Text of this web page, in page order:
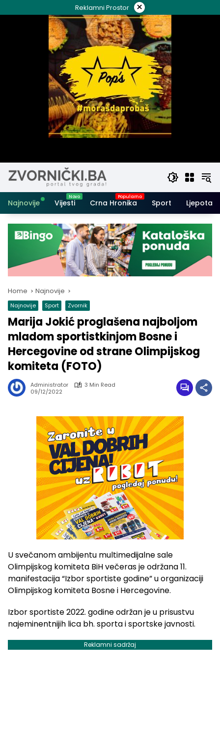
to
Reklamni Prostor ×
Najnovije Vijesti Crna Hronika Sport Ljepota i
Home Najnovije
Najnovije Sport Zvornik
Marija Jokić proglašena najboljom
mladom sportistkinjom Bosne i
Hercegovine od strane Olimpijskog
komiteta (FOTO)
Administrator
3 Min Read
09/12/2022
U svečanom ambijentu multimedijalne sale
Olimpijskog komiteta BiH večeras je održana 11.
manifestacija “Izbor sportiste godine” u organizaciji
Olimpijskog komiteta Bosne i Hercegovine.
Izbor sportiste 2022. godine održan je u prisustvu
najeminentnijih lica bh. sporta i sportske javnosti.
Reklamni sadržaj